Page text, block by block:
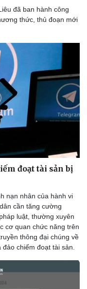
Xe máy
đã ban hành công
thức, thủ đoạn mới
đoạt tài sản bị
nạn nhân của hành vi
cần tăng cường
luật, thường xuyên
cơ quan chức năng trên
thông đại chúng về
chiếm đoạt tài sản.